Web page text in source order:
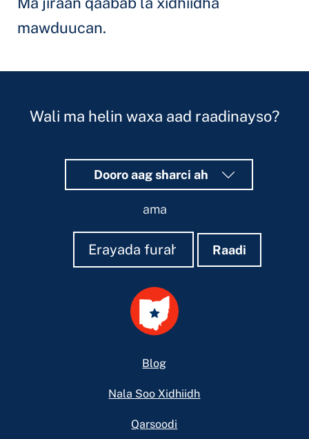
mawduucan.
Wali ma helin waxa aad raadinayso?
Dooro aag sharci ah
ama
Raadi
Raadi Raadi
Blog
Nala Soo Xidhiidh
Qarsoodi